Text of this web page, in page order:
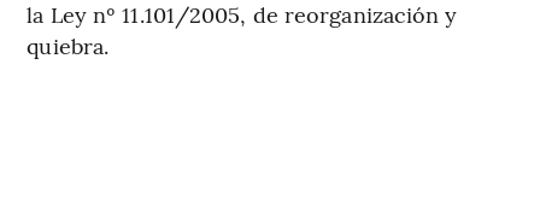
la Ley nº 11.101/2005, de reorganización y
quiebra.